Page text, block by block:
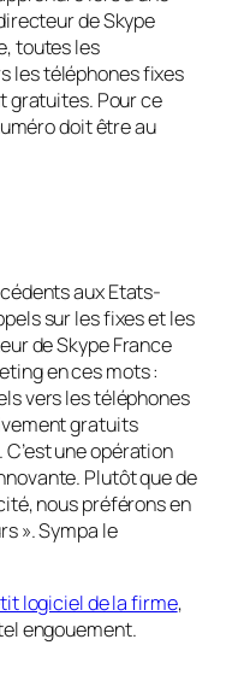
de Skype
toutes les
les téléphones fixes
gratuites. Pour ce
doit être au
aux Etats-
sur les fixes et les
de Skype France
en ces mots :
vers les téléphones
gratuits
une opération
Plutôt que de
nous préférons en
». Sympa le
logiciel de la firme,
engouement.